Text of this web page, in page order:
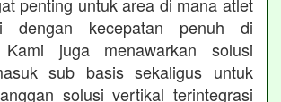
penting untuk area di mana atlet
dengan kecepatan penuh di
Kami juga menawarkan solusi
sub basis sekaligus untuk
solusi vertikal terintegrasi